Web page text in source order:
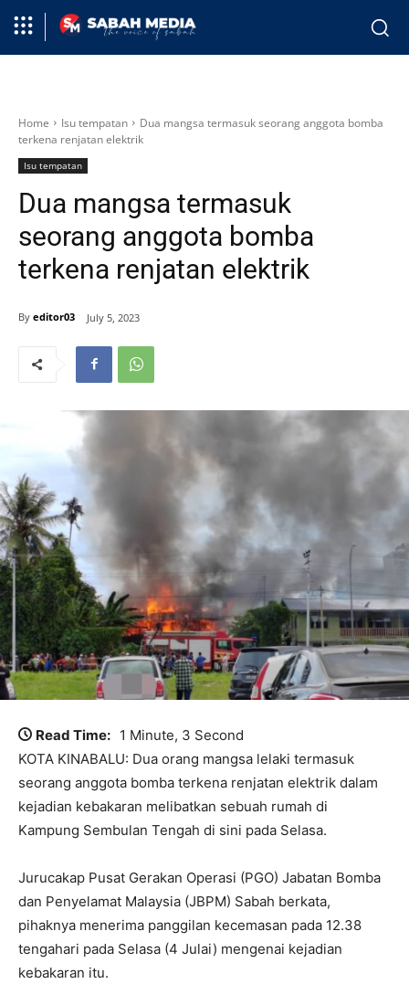
Home Isu tempatan
Dua mangsa termasuk seorang anggota bomba
terkena renjatan elektrik
Isu tempatan
Dua mangsa termasuk
seorang anggota bomba
terkena renjatan elektrik
By editor03 July 5, 2023
Read Time: 1 Minute, 3 Second
KOTA KINABALU: Dua orang mangsa lelaki termasuk
seorang anggota bomba terkena renjatan elektrik dalam
kejadian kebakaran melibatkan sebuah rumah di
Kampung Sembulan Tengah di sini pada Selasa.
Jurucakap Pusat Gerakan Operasi (PGO) Jabatan Bomba
dan Penyelamat Malaysia (JBPM) Sabah berkata,
pihaknya menerima panggilan kecemasan pada 12.38
tengahari pada Selasa (4 Julai) mengenai kejadian
kebakaran itu.